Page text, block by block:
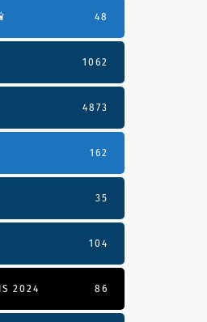
48
1062
4873
162
35
104
2024 86